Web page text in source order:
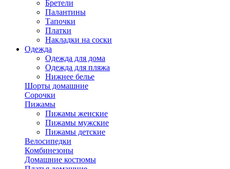
Бретели
Палантины
Тапочки
Платки
Накладки на соски
Одежда
Одежда для дома
Одежда для пляжа
Нижнее белье
Шорты домашние
Сорочки
Пижамы
Пижамы женские
Пижамы мужские
Пижамы детские
Велосипедки
Комбинезоны
Домашние костюмы